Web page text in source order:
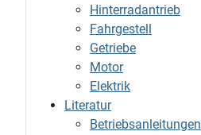
Hinterradantrieb
Fahrgestell
Getriebe
Motor
Elektrik
Literatur
Betriebsanleitungen